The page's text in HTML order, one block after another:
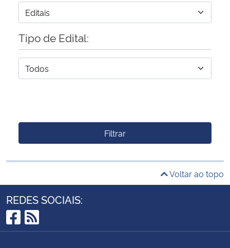
Tipo de Edital:
Filtrar
Voltar ao topo
REDES SOCIAIS:
Facebook
RSS